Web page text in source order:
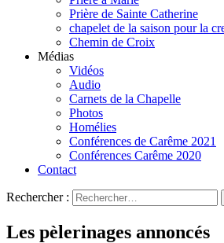
Prière de Sainte Catherine
chapelet de la saison pour la
Chemin de Croix
Médias
Vidéos
Audio
Carnets de la Chapelle
Photos
Homélies
Conférences de Carême 2021
Conférences Carême 2020
Contact
Rechercher :
Les pèlerinages annoncés